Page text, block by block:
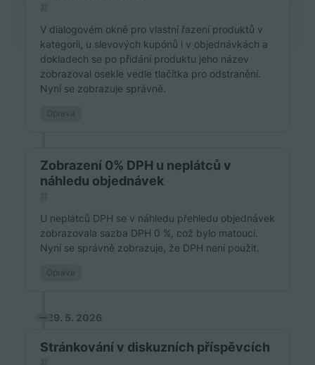
V dialogovém okně pro vlastní řazení produktů v
kategorii, u slevových kupónů i v objednávkách a
dokladech se po přidání produktu jeho název
zobrazoval osekle vedle tlačítka pro odstranění.
Nyní se zobrazuje správně.
Oprava
Zobrazení 0% DPH u neplátců v
náhledu objednávek
U neplátců DPH se v náhledu přehledu objednávek
zobrazovala sazba DPH 0 %, což bylo matoucí.
Nyní se správně zobrazuje, že DPH není použit.
Oprava
29. 5. 2026
Stránkování v diskuzních příspěvcích